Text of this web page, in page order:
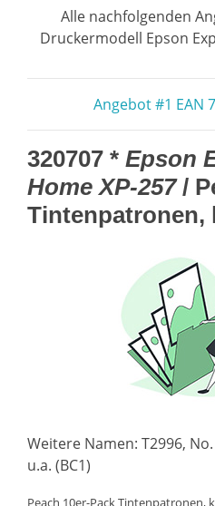
Alle nachfolgenden
Druckermodell Epson
Angebot #1 EAN
320707 * Epson
Home XP-257/
Tintenpatronen,
Weitere Namen: T2996,
u.a. (BC1)
Peach 10er-Pack Tintenpatronen,